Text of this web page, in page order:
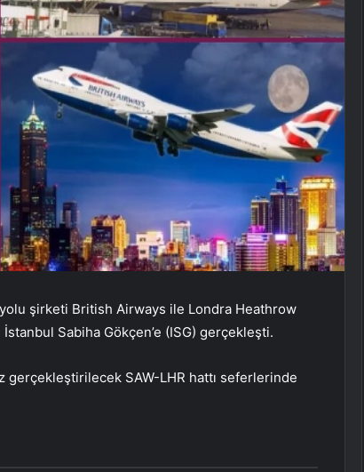
şirketi British Airways ile Londra Heathrow
Sabiha Gökçen’e (ISG) gerçekleşti.
gerçekleştirilecek SAW-LHR hattı seferlerinde